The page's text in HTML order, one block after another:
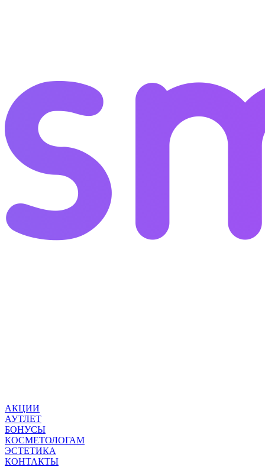
АКЦИИ
АУТЛЕТ
БОНУСЫ
КОСМЕТОЛОГАМ
ЭСТЕТИКА
КОНТАКТЫ